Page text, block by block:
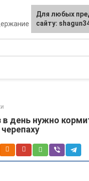
грызунов
в день нужно
Для любых
сайту: [email
Для любых
сайту: